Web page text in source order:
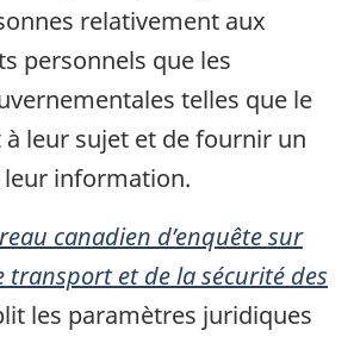
relativement aux
personnels que les
telles que le
à leur sujet et de fournir un
leur information.
canadien d’enquête sur
transport et de la sécurité des
les paramètres juridiques